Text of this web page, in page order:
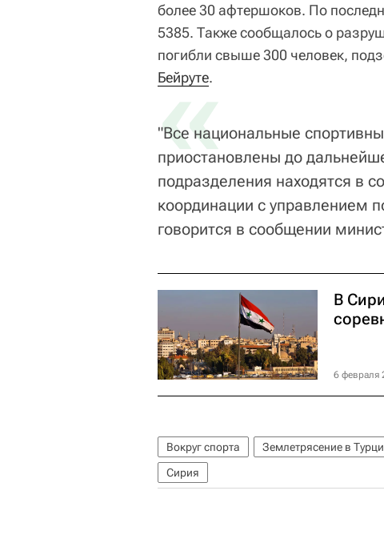
более 30 афтершоков. По
5385. Также сообщалось о
погибли свыше 300 человек,
Бейруте.
«
"Все национальные
приостановлены до
подразделения находятся в
координации с управлением
говорится в сообщении
В
6 февраля
Вокруг спорта Землетрясение в
Сирия